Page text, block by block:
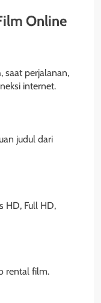
Online
saat perjalanan,
internet.
judul dari
HD, Full HD,
rental film.